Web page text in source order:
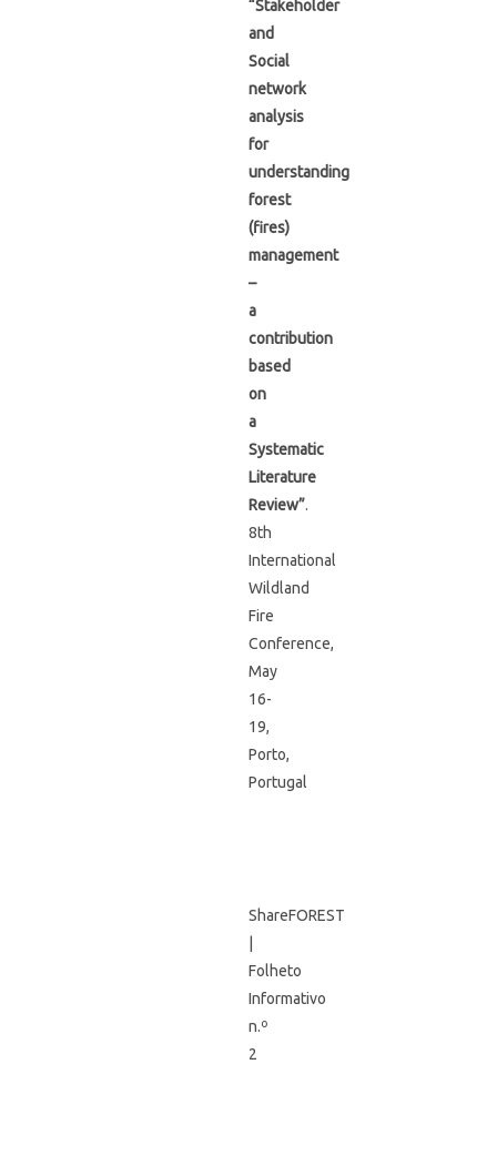
“Stakeholder
and
Social
network
analysis
for
understanding
forest
(fires)
management
–
a
contribution
based
on
a
Systematic
Literature
Review”.
8th
International
Wildland
Fire
Conference,
May
16-
19,
Porto,
Portugal
ShareFOREST
Folheto
Informativo
n.º
2